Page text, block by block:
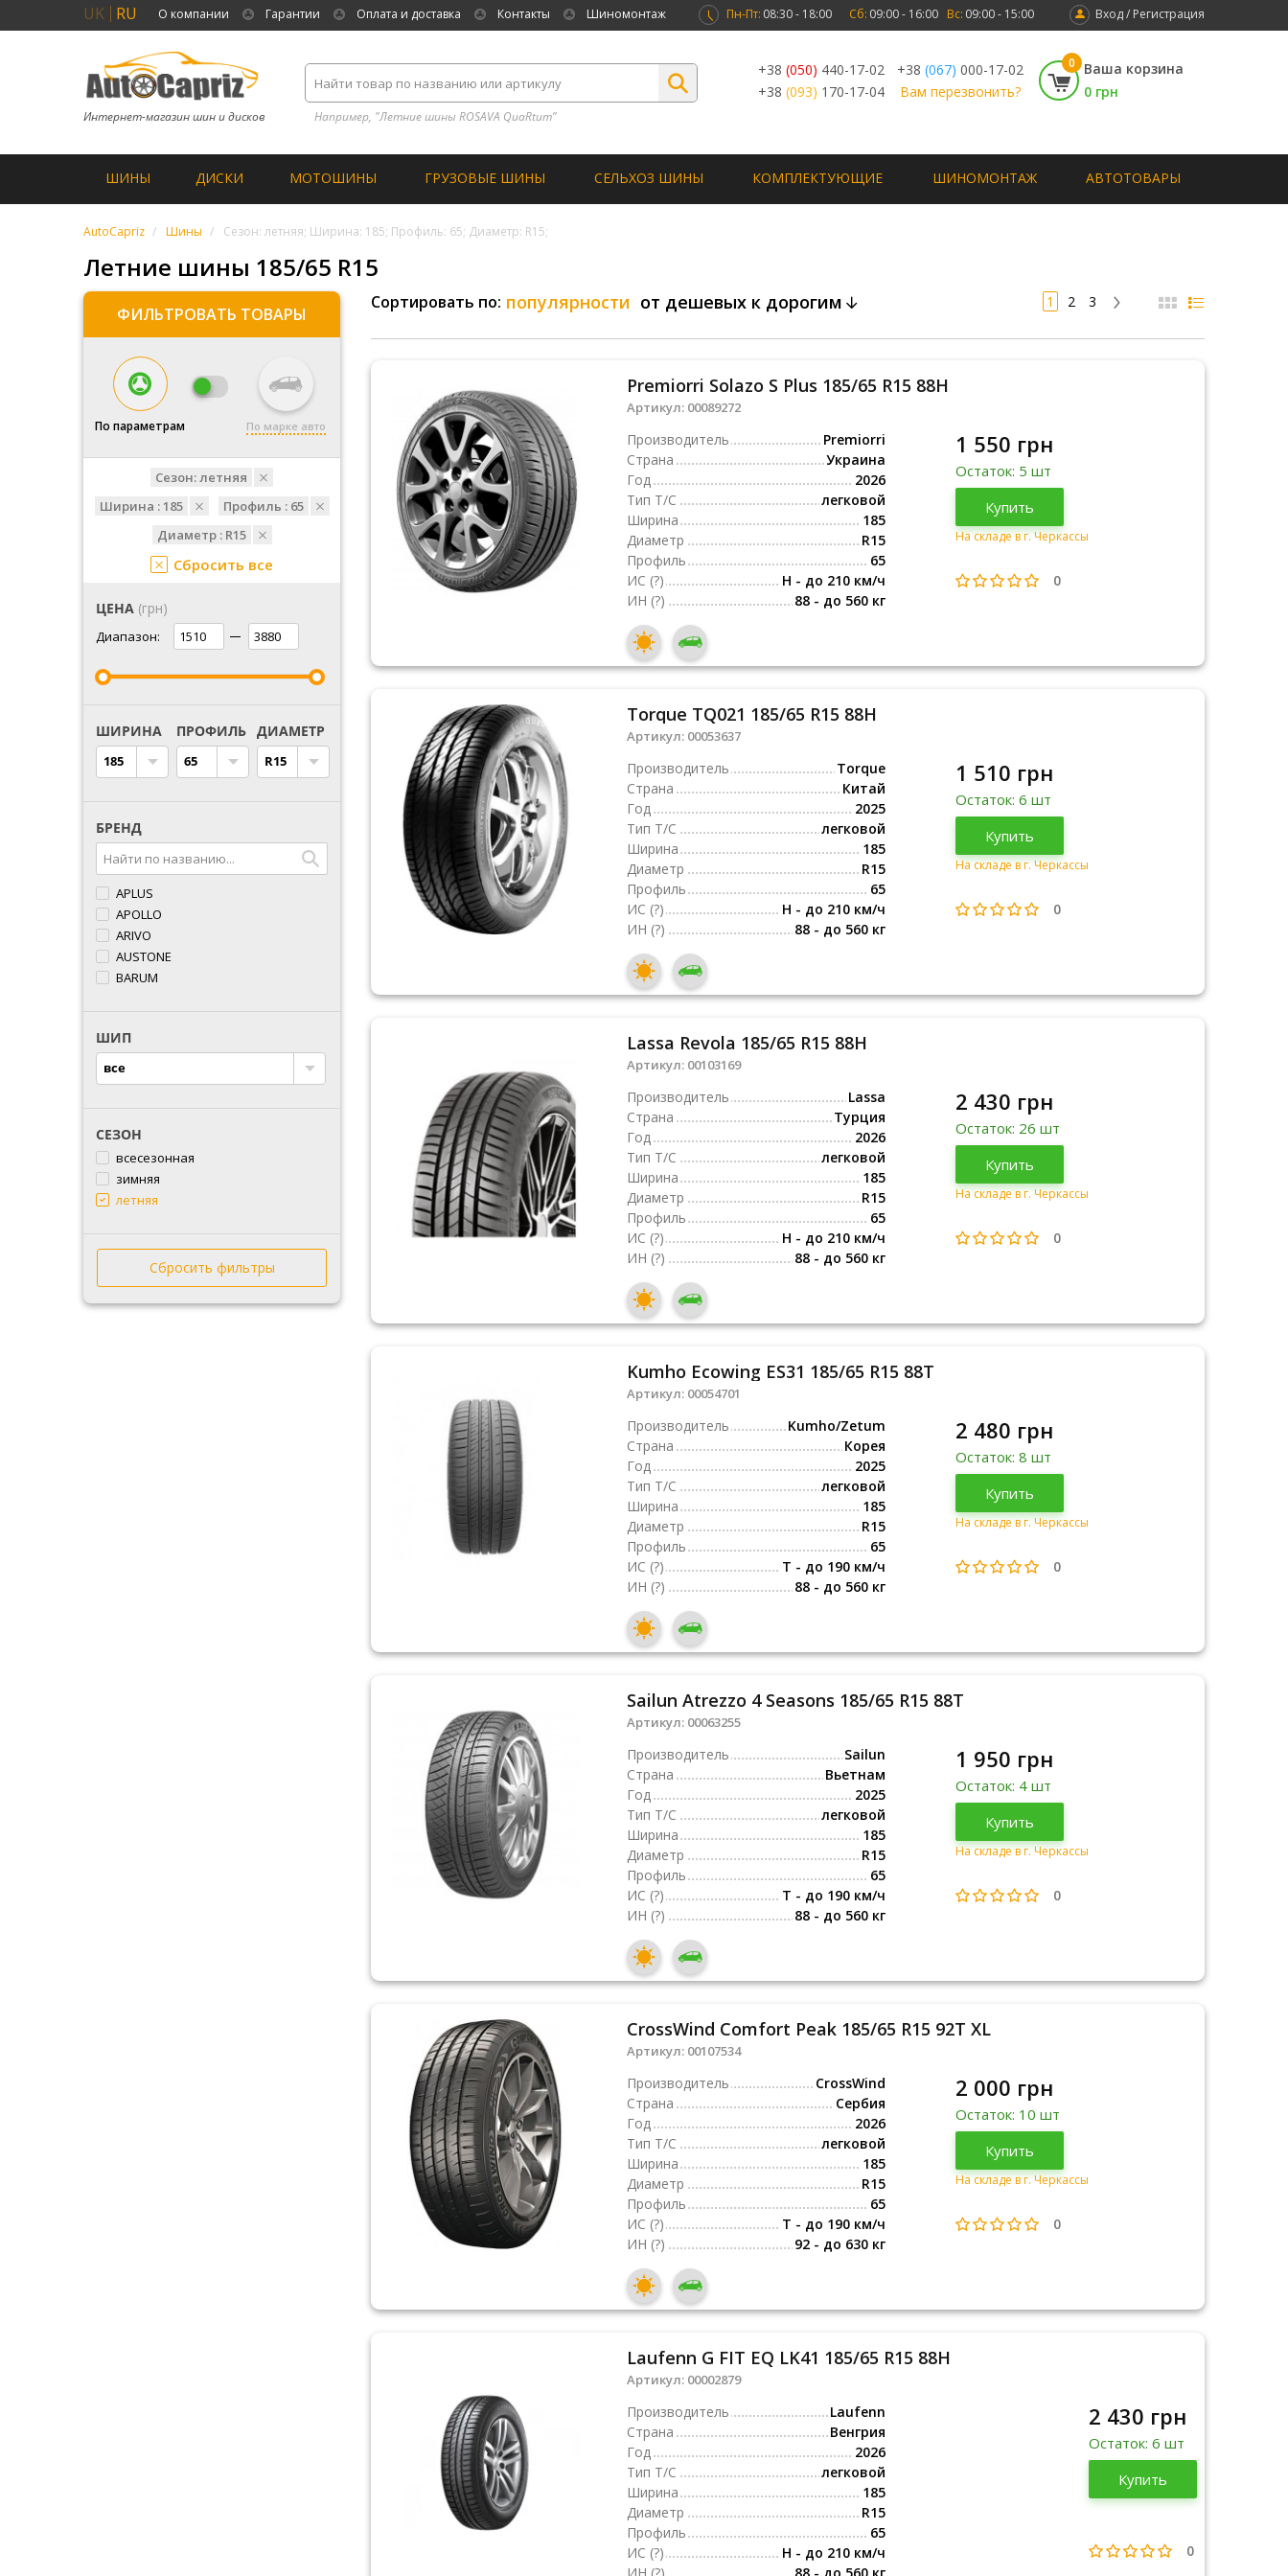
UK RU О компании Гарантии Оплата и доставка Контакты Шиномонтаж Вход / Регистрация
Пн-Пт: 08:30 - 18:00 Сб: 09:00 - 16:00 Вс: 09:00 - 15:00
Интернет-магазин шин и дисков Например, "Летние шины ROSAVA QuaRtum”
+38 (050) 440-17-02 +38 (067) 000-17-02
+38 (093) 170-17-04 Вам перезвонить?
0
Ваша корзина
0 грн
ШИНЫ ДИСКИ МОТОШИНЫ ГРУЗОВЫЕ ШИНЫ СЕЛЬХОЗ ШИНЫ КОМПЛЕКТУЮЩИЕ ШИНОМОНТАЖ АВТОТОВАРЫ
AutoCapriz Шины Сезон: летняя; Ширина: 185; Профиль: 65; Диаметр: R15;
Летние шины 185/65 R15
ФИЛЬТРОВАТЬ ТОВАРЫ
По параметрам По марке авто
Сезон:летняя
Ширина :185 Профиль : 65
Диаметр : R15
Сбросить все
ЦЕНА (грн)
Диапазон:
ШИРИНА
185
ПРОФИЛЬ
65
ДИАМЕТР
R15
БРЕНД
APLUS
APOLLO
ARIVO
AUSTONE
BARUM
BRIDGESTONE
CACHLAND
COMFORSER
DEBICA
DOUBLESTAR
DOVROAD
DURUN
ESTRADA
ШИП
все
СЕЗОН
всесезонная
зимняя
летняя
Сбросить фильтры
Сортировать по: популярности от дешевых к дорогим 1 2 3
Premiorri Solazo S Plus 185/65 R15 88H
Артикул: 00089272
Производитель
Premiorri
Страна
Украина
Год
2026
Тип Т/С
легковой
Ширина
185
Диаметр
R15
Профиль
65
ИС (?)
H - до 210 км/ч
ИН (?) 88 - до 560 кг
Украина
2026
1 550 грн
Остаток: 5 шт
Купить
На складе в г. Черкассы
0
Torque TQ021 185/65 R15 88H
Артикул: 00053637
Производитель
Torque
Страна
Китай
Год
2025
Тип Т/С
легковой
Ширина
185
Диаметр
R15
Профиль
65
ИС (?)
H - до 210 км/ч
ИН (?) 88 - до 560 кг
Китай
2025
1 510 грн
Остаток: 6 шт
Купить
На складе в г. Черкассы
0
Lassa Revola 185/65 R15 88H
Артикул: 00103169
Производитель
Lassa
Страна
Турция
Год
2026
Тип Т/С
легковой
Ширина
185
Диаметр
R15
Профиль
65
ИС (?)
H - до 210 км/ч
ИН (?) 88 - до 560 кг
Турция
2026
2 430 грн
Остаток: 26 шт
Купить
На складе в г. Черкассы
0
Kumho Ecowing ES31 185/65 R15 88T
Артикул: 00054701
Производитель
Kumho/Zetum
Страна
Корея
Год
2025
Тип Т/С
легковой
Ширина
185
Диаметр
R15
Профиль
65
ИС (?)
T - до 190 км/ч
ИН (?) 88 - до 560 кг
Корея
2025
2 480 грн
Остаток: 8 шт
Купить
На складе в г. Черкассы
0
Sailun Atrezzo 4 Seasons 185/65 R15 88T
Артикул: 00063255
Производитель
Sailun
Страна
Вьетнам
Год
2025
Тип Т/С
легковой
Ширина
185
Диаметр
R15
Профиль
65
ИС (?)
T - до 190 км/ч
ИН (?) 88 - до 560 кг
Вьетнам
2025
1 950 грн
Остаток: 4 шт
Купить
На складе в г. Черкассы
0
CrossWind Comfort Peak 185/65 R15 92T XL
Артикул: 00107534
Производитель
CrossWind
Страна
Сербия
Год
2026
Тип Т/С
легковой
Ширина
185
Диаметр
R15
Профиль
65
ИС (?)
T - до 190 км/ч
ИН (?) 92 - до 630 кг
Сербия
2026
2 000 грн
Остаток: 10 шт
Купить
На складе в г. Черкассы
0
Laufenn G FIT EQ LK41 185/65 R15 88H
Артикул: 00002879
Производитель
Laufenn
Страна
Венгрия
Год
2026
Тип Т/С
легковой
Ширина
185
Диаметр
R15
Профиль
65
ИС (?)
H - до 210 км/ч
Венгрия
2026
2 430 грн
Остаток: 6 шт
Купить
0